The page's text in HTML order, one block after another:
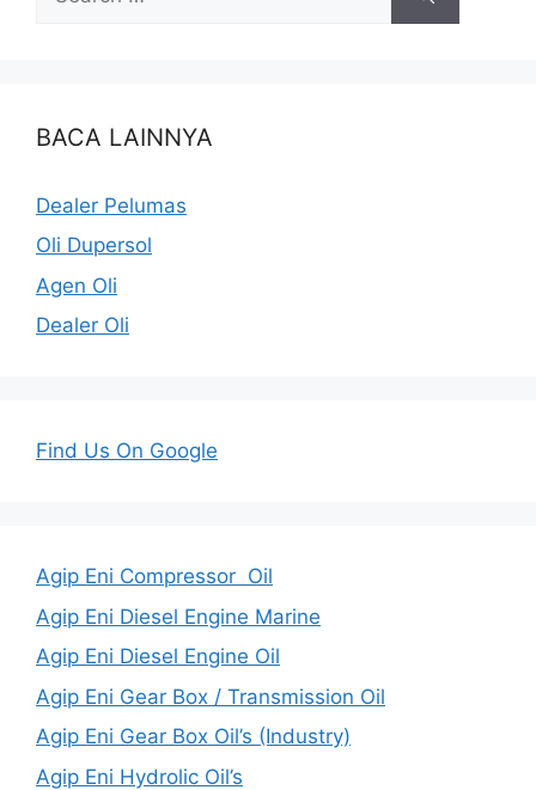
BACA LAINNYA
Dealer Pelumas
Oli Dupersol
Agen Oli
Dealer Oli
Find Us On Google
Agip Eni Compressor Oil
Agip Eni Diesel Engine Marine
Agip Eni Diesel Engine Oil
Agip Eni Gear Box / Transmission Oil
Agip Eni Gear Box Oil’s (Industry)
Agip Eni Hydrolic Oil’s